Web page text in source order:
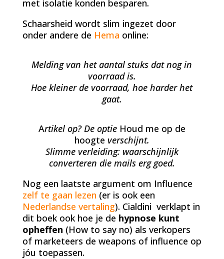
met isolatie konden besparen.
Schaarsheid wordt slim ingezet door
onder andere de Hema online:
Melding van het aantal stuks dat nog in
voorraad is.
Hoe kleiner de voorraad, hoe harder het
gaat.
Artikel op? De optieHoud me op de
hoogte verschijnt.
Slimme verleiding: waarschijnlijk
converteren die mails erg goed.
Nog een laatste argument om Influence
zelf te gaan lezen (er is ook een
Nederlandse vertaling). Cialdini verklapt in
dit boek ook hoe je de hypnose kunt
opheffen (How to say no) als verkopers
of marketeers de weapons of influence op
jóu toepassen.